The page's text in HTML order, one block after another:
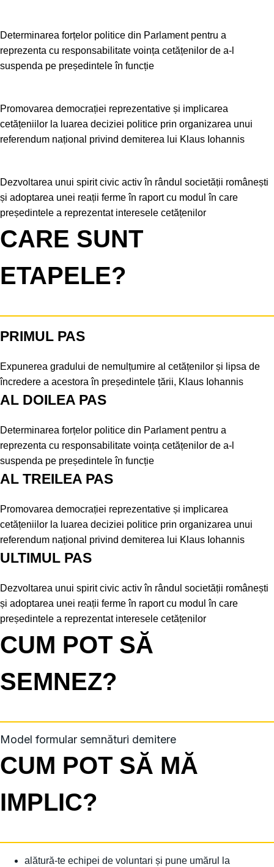
Determinarea forțelor politice din Parlament pentru a
reprezenta cu responsabilitate voința cetățenilor de a-l
suspenda pe președintele în funcție
Promovarea democrației reprezentative și implicarea
cetățeniilor la luarea deciziei politice prin organizarea unui
referendum național privind demiterea lui Klaus Iohannis
Dezvoltarea unui spirit civic activ în rândul societății românești
și adoptarea unei reații ferme în raport cu modul în care
președintele a reprezentat interesele cetățenilor
CARE SUNT
ETAPELE?
PRIMUL PAS
Expunerea gradului de nemulțumire al cetățenilor și lipsa de
încredere a acestora în președintele țării, Klaus Iohannis
AL DOILEA PAS
Determinarea forțelor politice din Parlament pentru a
reprezenta cu responsabilitate voința cetățenilor de a-l
suspenda pe președintele în funcție
AL TREILEA PAS
Promovarea democrației reprezentative și implicarea
cetățeniilor la luarea deciziei politice prin organizarea unui
referendum național privind demiterea lui Klaus Iohannis
ULTIMUL PAS
Dezvoltarea unui spirit civic activ în rândul societății românești
și adoptarea unei reații ferme în raport cu modul în care
președintele a reprezentat interesele cetățenilor
CUM POT SĂ
SEMNEZ?
Model formular semnături demitere
CUM POT SĂ MĂ
IMPLIC?
alătură-te echipei de voluntari și pune umărul la